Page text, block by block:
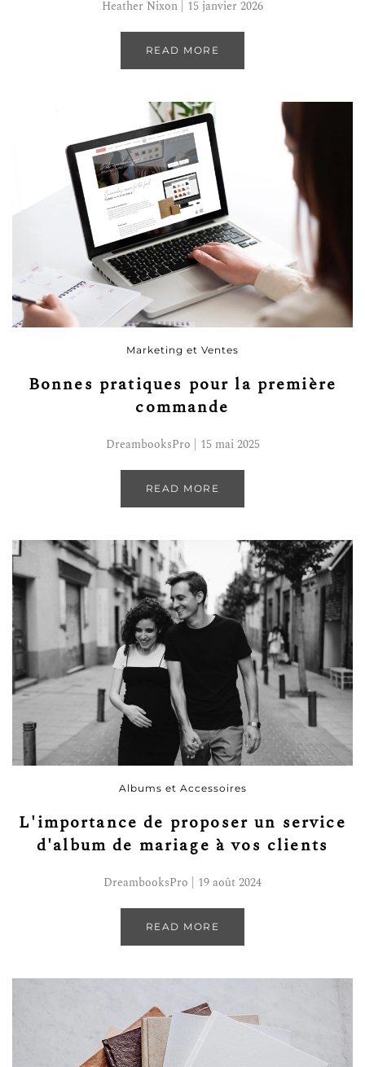
Heather Nixon | 15 janvier 2026
READ MORE
Marketing et Ventes
Bonnes pratiques pour la première
commande
DreambooksPro | 15 mai 2025
READ MORE
Albums et Accessoires
L'importance de proposer un service
d'album de mariage à vos clients
DreambooksPro | 19 août 2024
READ MORE